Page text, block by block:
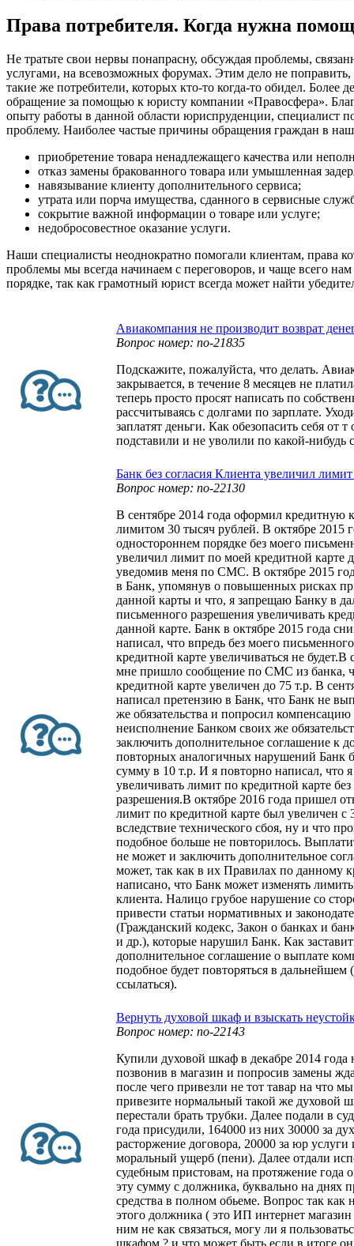
Права потребителя. Когда нужна
Не тратьте свои нервы понапрасну, обсуждая проблемы,
услугами, на всевозможных форумах. Этим дело не поправить,
такие же потребители, которых кто-то когда-то обидел. Более
обращение за помощью к юристу компании «Правосфера».
опыту работы в данной области юриспруденции, специалист
проблему. Наиболее частые причины обращения граждан в
приобретение товара ненадлежащего качества или
отказ замены бракованного товара или умышленная
навязывание клиенту дополнительного сервиса;
утрата или порча имущества, сданного в сервисные
сокрытие важной информации о товаре или услуге;
недобросовестное оказание услуги.
Наши специалисты неоднократно помогали клиентам, права
проблемы мы всегда начинаем с переговоров, и чаще всего нам
порядке, так как грамотный юрист всегда может найти
Авиакомпания не производит возврат
Вопрос номер: no-21835
Подскажите, пожалуйста, что делать.
закрывается, в течение 8 месяцев не
теперь просто просят написать по
рассчитываясь с долгами по зарплате.
заплатят деньги. Как обезопасить себя от
подставили и не уволили по какой-нибудь
Банк без согласия Клиента увеличил
Вопрос номер: no-22130
В сентябре 2014 года оформил кредитную
лимитом 30 тысяч рублей. В октябре 2015
одностороннем порядке без моего
увеличил лимит по моей кредитной карте
уведомив меня по СМС. В октябре 2015
в Банк, упомянув о повышенных рисках
данной карты и что, я запрещаю Банку в
письменного разрешения увеличивать
данной карте. Банк в октябре 2015 года
написал, что впредь без моего
кредитной карте увеличиваться не будет.В
мне пришло сообщение по СМС из банка,
кредитной карте увеличен до 75 т.р. В
написал претензию в Банк, что Банк не
же обязательства и попросил компенсацию
неисполнение Банком своих же
заключить дополнительное соглашение к
повторных аналогичных нарушений Банк
сумму в 10 т.р. И я повторно написал, что
увеличивать лимит по кредитной карте
разрешения.В октябре 2016 года пришел
лимит по кредитной карте был увеличен с
вследствие технического сбоя, ну и что
подобное больше не повторилось.
не может и заключить дополнительное
может, так как в их Правилах по данному
написано, что Банк может изменять лимиты
клиента. Налицо грубое нарушение со
привести статьи нормативных и
(Гражданский кодекс, Закон о банках и
и др.), которые нарушил Банк. Как
дополнительное соглашение о выплате
подобное будет повторяться в дальнейшем
ссылаться).
Вернуть духовой шкаф и взыскать
Вопрос номер: no-22143
Купили духовой шкаф в декабре 2014 года
позвонив в магазин и попросив замены
после чего привезли не тот тавар на что
привезите нормальный такой же духовой
перестали брать трубки. Далее подали в
года присудили, 164000 из них 30000 за
расторжение договора, 20000 за юр услуги
моральный ущерб (пени). Далее отдали
судебным пристовам, на протяжение года
эту сумму с должника, буквально на днях
средства в полном обьеме. Вопрос так как
этого должника ( это ИП интернет
ним не как связаться, могу ли я